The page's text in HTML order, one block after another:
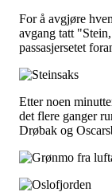
For å avgjøre
avgang tatt
passasjersetet
Etter noen
det flere ganger
Drøbak og